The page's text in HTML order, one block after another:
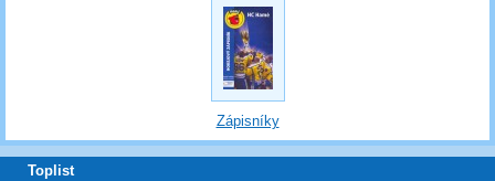
Zápisníky
Toplist